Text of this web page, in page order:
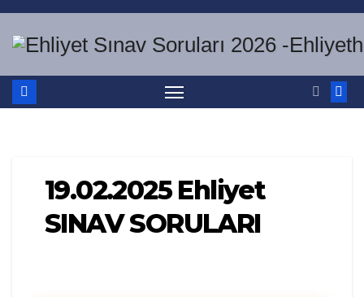
Skip
19.02.2025 Ehliyet
SINAV SORULARI